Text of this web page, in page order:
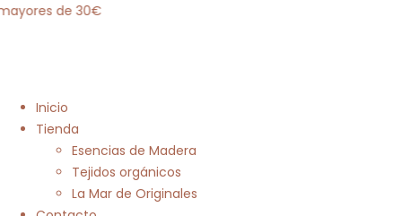
de 30€
Inicio
Tienda
Esencias de Madera
Tejidos orgánicos
La Mar de Originales